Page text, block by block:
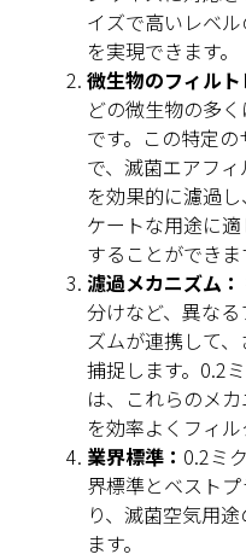
イズで高いレベ
を実現できます。
微生物のフィルト
どの微生物の多
です。この特定
で、滅菌エアフ
を効果的に濾過
ケートな用途に
することができま
濾過メカニズム：
分けなど、異な
ズムが連携して
捕捉します。0.2
は、これらのメ
を効率よくフィル
業界標準： 0.2ミ
界標準とベスト
り、滅菌空気用
ます。